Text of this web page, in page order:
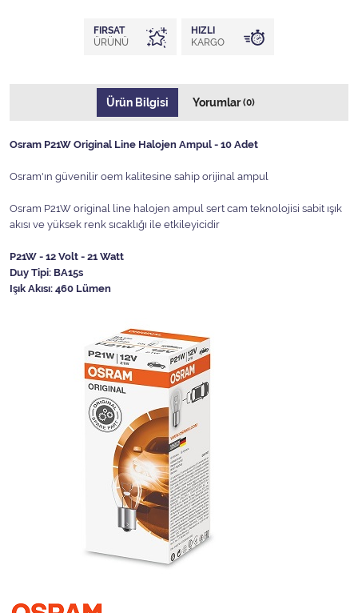
FIRSAT
ÜRÜNÜ
HIZLI
KARGO
Ürün Bilgisi Yorumlar(0)
Osram P21W Original Line Halojen Ampul - 10 Adet
Osram'ın güvenilir oem kalitesine sahip orijinal ampul
Osram P21W original line halojen ampul sert cam teknolojisi sabit ışık
akısı ve yüksek renk sıcaklığı ile etkileyicidir
P21W - 12 Volt - 21 Watt
Duy Tipi: BA15s
Işık Akısı: 460 Lümen